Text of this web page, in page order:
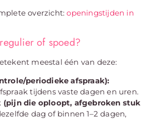
overzicht:openingstijden in
of spoed?
meestal één van deze:
periodieke afspraak):
tijdens vaste dagen en uren.
(pijn die oploopt, afgebroken stuk
dag of binnen 1–2 dagen,